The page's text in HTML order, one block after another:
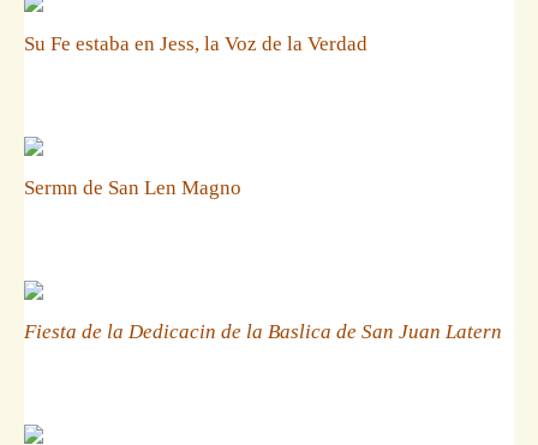
Su Fe estaba en Jess, la Voz de la Verdad
Sermn de San Len Magno
Fiesta de la Dedicacin de la Baslica de San Juan Latern